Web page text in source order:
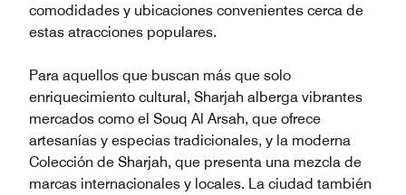
comodidades y ubicaciones convenientes cerca de
estas atracciones populares.
Para aquellos que buscan más que solo
enriquecimiento cultural, Sharjah alberga vibrantes
mercados como el Souq Al Arsah, que ofrece
artesanías y especias tradicionales, y la moderna
Colección de Sharjah, que presenta una mezcla de
marcas internacionales y locales. La ciudad también